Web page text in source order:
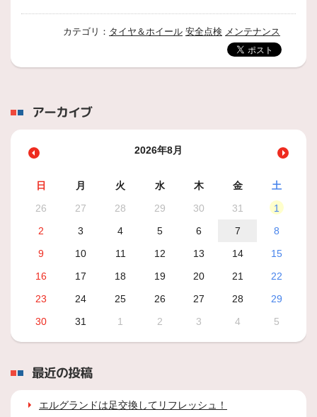
カテゴリ： タイヤ＆ホイール 安全点検 メンテナンス
アーカイブ
2026年8月
日 月 火 水 木 金
土
26
27 28 29 30 31
1
2
3 4 5 6 7
8
9
10 11 12 13 14
15
16
17 18 19 20 21
22
23
24 25 26 27 28
29
30
31 1 2 3 4 5
最近の投稿
エルグランドは足交換してリフレッシュ！